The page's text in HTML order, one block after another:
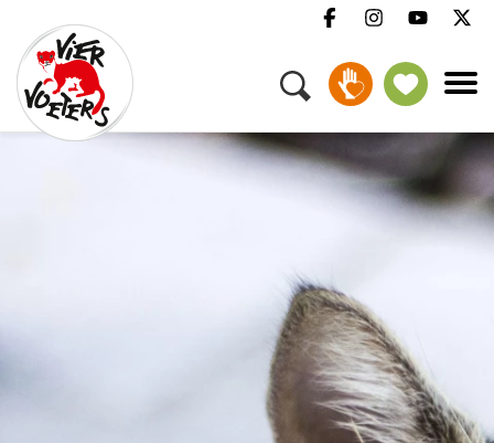
Campagnes & thema's
Onze verhalen
Help mee